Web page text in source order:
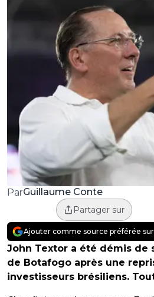
ParGuillaume Conte
Partager sur
Ajouter comme source préférée
John Textor a été démis
de Botafogo après une
investisseurs brésiliens.